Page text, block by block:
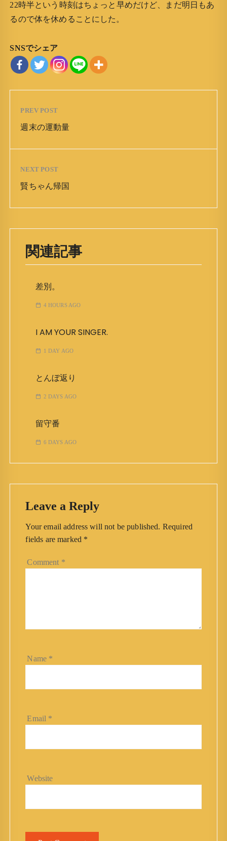
22時半という時刻はちょっと早めだけど、まだ明日もあ
るので体を休めることにした。
SNSでシェア
PREV POST
週末の運動量
NEXT POST
賢ちゃん帰国
関連記事
差別。
4 HOURS AGO
I AM YOUR SINGER.
1 DAY AGO
とんぼ返り
2 DAYS AGO
留守番
6 DAYS AGO
Leave a Reply
Your email address will not be published. Required
fields are marked *
Comment *
Name *
Email *
Website